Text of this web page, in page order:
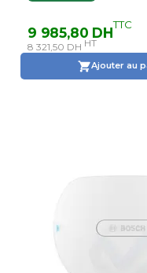
9 985,80 DHTTC
8 321,50 DH HT
Ajouter au